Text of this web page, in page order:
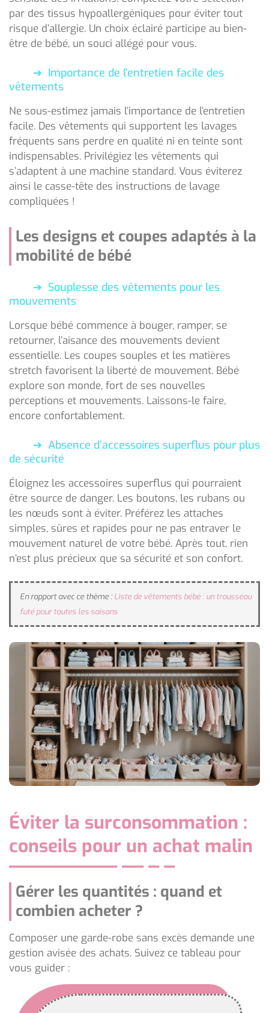
par des tissus hypoallergéniques pour éviter tout
risque d’allergie. Un choix éclairé participe au bien-
être de bébé, un souci allégé pour vous.
Importance de l’entretien facile des
vêtements
Ne sous-estimez jamais l’importance de l’entretien
facile. Des vêtements qui supportent les lavages
fréquents sans perdre en qualité ni en teinte sont
indispensables. Privilégiez les vêtements qui
s’adaptent à une machine standard. Vous éviterez
ainsi le casse-tête des instructions de lavage
compliquées !
Les designs et coupes adaptés à la
mobilité de bébé
Souplesse des vêtements pour les
mouvements
Lorsque bébé commence à bouger, ramper, se
retourner, l’aisance des mouvements devient
essentielle. Les coupes souples et les matières
stretch favorisent la liberté de mouvement. Bébé
explore son monde, fort de ses nouvelles
perceptions et mouvements. Laissons-le faire,
encore confortablement.
Absence d’accessoires superflus pour plus
de sécurité
Éloignez les accessoires superflus qui pourraient
être source de danger. Les boutons, les rubans ou
les nœuds sont à éviter. Préférez les attaches
simples, sûres et rapides pour ne pas entraver le
mouvement naturel de votre bébé. Après tout, rien
n’est plus précieux que sa sécurité et son confort.
En rapport avec ce thème : Liste de vêtements bébé : un trousseau
futé pour toutes les saisons
Éviter la surconsommation :
conseils pour un achat malin
Gérer les quantités : quand et
combien acheter ?
Composer une garde-robe sans excès demande une
gestion avisée des achats. Suivez ce tableau pour
vous guider :